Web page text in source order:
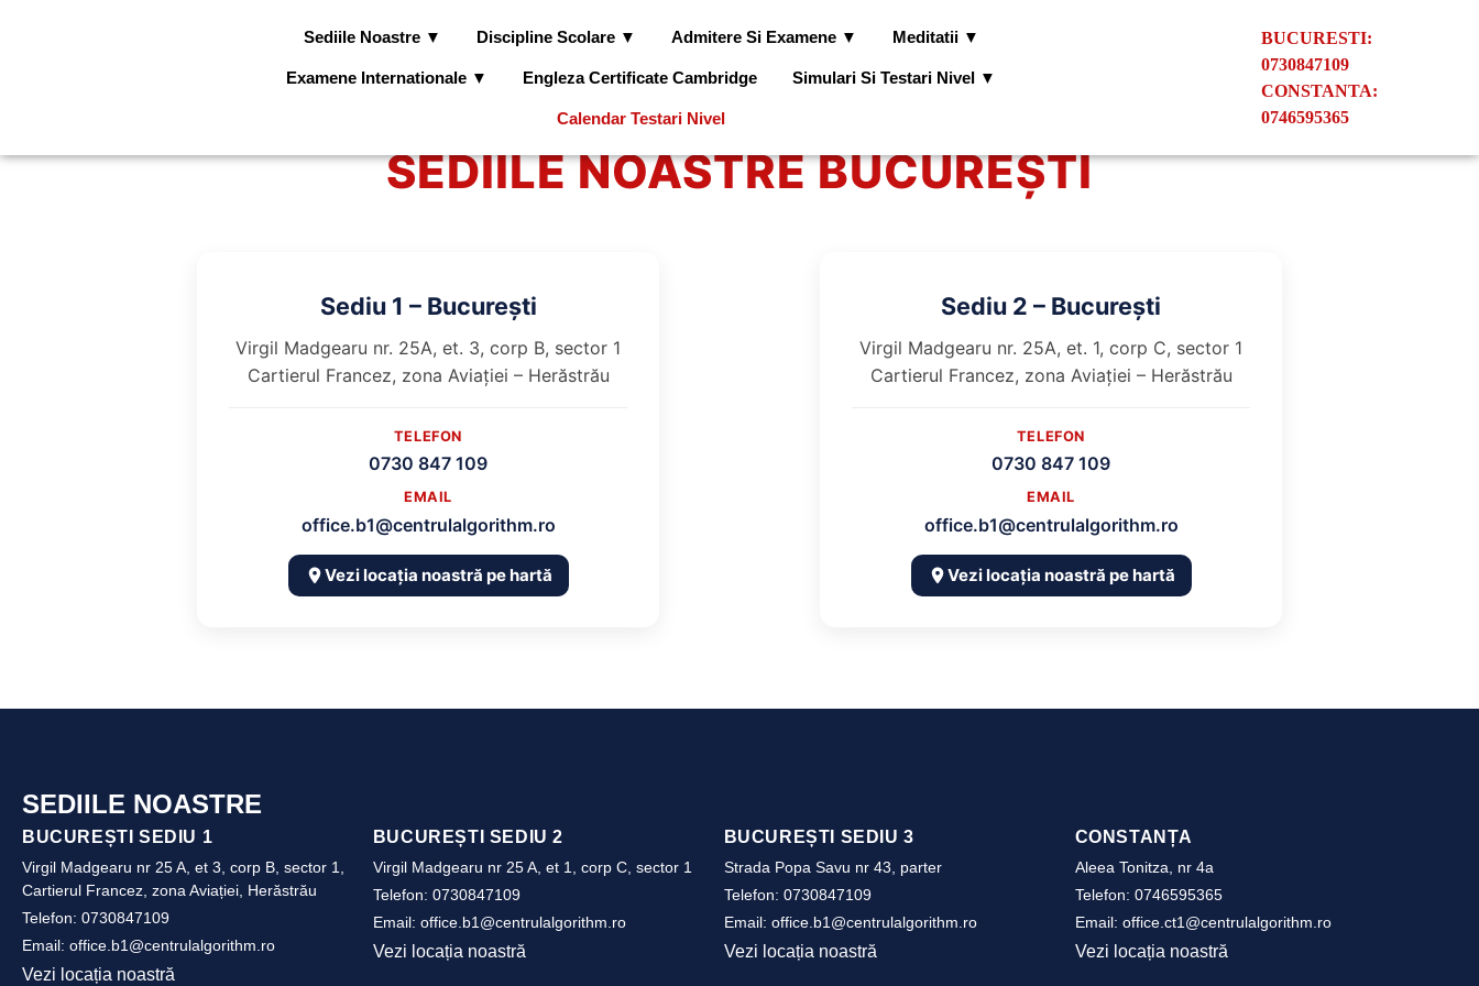
Sediile Noastre ▼ Discipline Scolare ▼ Admitere Si Examene ▼ Meditatii ▼
Examene Internationale ▼ Engleza Certificate Cambridge Simulari Si Testari Nivel ▼
Calendar Testari Nivel
BUCURESTI:
0730847109
CONSTANTA:
0746595365
SEDIILE NOASTRE BUCUREȘTI
Sediu 1 – București
Virgil Madgearu nr. 25A, et. 3, corp B, sector 1
Cartierul Francez, zona Aviației – Herăstrău
TELEFON
0730 847 109
EMAIL
office.b1@centrulalgorithm.ro
Vezi locația noastră pe hartă
Sediu 2 – București
Virgil Madgearu nr. 25A, et. 1, corp C, sector 1
Cartierul Francez, zona Aviației – Herăstrău
TELEFON
0730 847 109
EMAIL
office.b1@centrulalgorithm.ro
Vezi locația noastră pe hartă
SEDIILE NOASTRE
BUCUREȘTI SEDIU 1
Virgil Madgearu nr 25 A, et 3, corp B, sector 1,
Cartierul Francez, zona Aviației, Herăstrău
Telefon: 0730847109
Email: office.b1@centrulalgorithm.ro
Vezi locația noastră
BUCUREȘTI SEDIU 2
Virgil Madgearu nr 25 A, et 1, corp C, sector 1
Telefon: 0730847109
Email: office.b1@centrulalgorithm.ro
Vezi locația noastră
BUCUREȘTI SEDIU 3
Strada Popa Savu nr 43, parter
Telefon: 0730847109
Email: office.b1@centrulalgorithm.ro
Vezi locația noastră
CONSTANȚA
Aleea Tonitza, nr 4a
Telefon: 0746595365
Email: office.ct1@centrulalgorithm.ro
Vezi locația noastră